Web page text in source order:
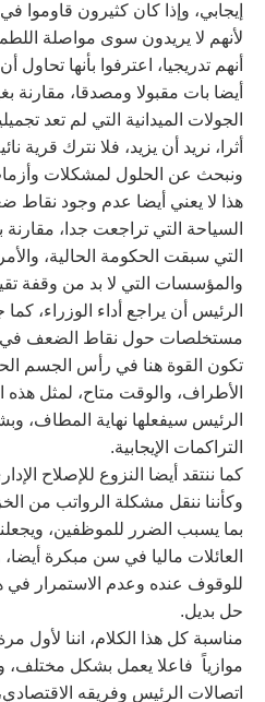
إيجابي، وإذا كان كثيرون قاوموا في
لأنهم لا يريدون سوى مواصلة
أنهم تدريجيا، اعترفوا بأنها
أيضا بات مقبولا ومصدقا،
الجولات الميدانية التي لم تعد
أثرا، نريد أن يزيد، فلا نترك قرية
ونبحث عن الحلول لمشكلات
هذا لا يعني أيضا عدم وجود نقاط
السياحة التي تراجعت جدا،
التي سبقت الحكومة الحالية،
والمؤسسات التي لا بد من وقفة
الرئيس أن يراجع أداء الوزراء،
مستخلصات حول نقاط الضعف في
تكون القوة هنا في رأس الجسم
الأطراف، والوقت متاح، لمثل
الرئيس سيفعلها نهاية المطاف،
التراكمات الإيجابية.
كما ننتقد أيضا النزوع للإصلاح
وكأننا ننقل مشكلة الرواتب من
بما يسبب الضرر للموظفين،
العائلات ماليا في سن مبكرة
للوقوف عنده وعدم الاستمرار
حل بديل.
مناسبة كل هذا الكلام، اننا لأول
موازياً فاعلا يعمل بشكل مختلف،
اتصالات الرئيس وفريقه